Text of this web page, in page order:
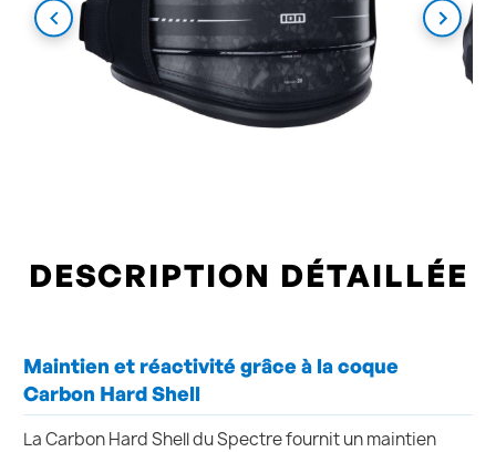
DESCRIPTION DÉTAILLÉE
Maintien et réactivité grâce à la coque
Carbon Hard Shell
La Carbon Hard Shell du Spectre fournit un maintien